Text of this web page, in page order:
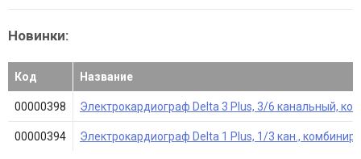
Новинки:
Код Название
00000398 Электрокардиограф Delta 3 Plus, 3/6 канальный,
00000394 Электрокардиограф Delta 1 Plus, 1/3 кан.,